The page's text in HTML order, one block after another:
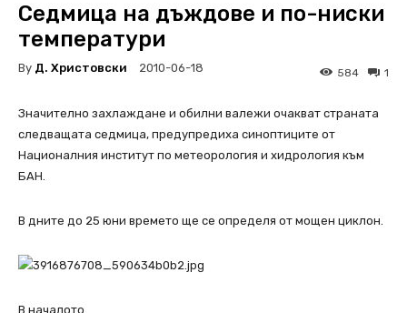
Седмица на дъждове и по-ниски
температури
By Д. Христовски 2010-06-18 1
584
Значително захлаждане и обилни валежи очакват страната
следващата седмица, предупредиха синоптиците от
Националния институт по метеорология и хидрология към
БАН.
В дните до 25 юни времето ще се определя от мощен циклон.
В началото